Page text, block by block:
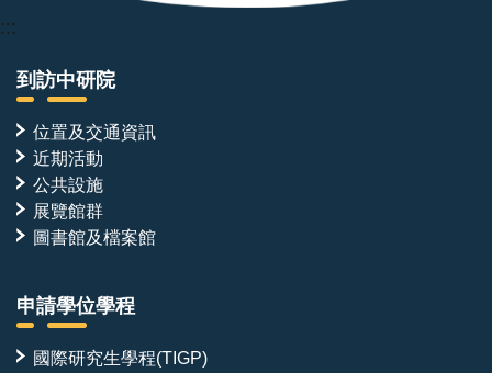
:::
到訪中研院
位置及交通資訊
近期活動
公共設施
展覽館群
圖書館及檔案館
申請學位學程
國際研究生學程(TIGP)